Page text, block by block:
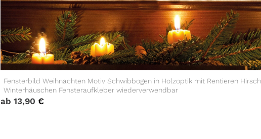
Fensterbild Weihnachten Motiv Schwibbogen in Holzoptik mit Rentieren
Winterhäuschen Fensteraufkleber wiederverwendbar
ab 13,90 €